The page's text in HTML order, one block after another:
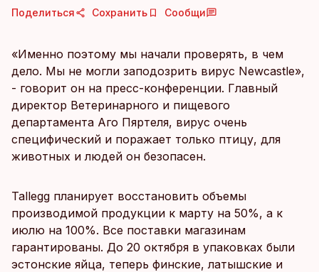
Поделиться Сохранить Сообщи
«Именно поэтому мы начали проверять, в чем
дело. Мы не могли заподозрить вирус Newcastle»,
- говорит он на пресс-конференции. Главный
директор Ветеринарного и пищевого
департамента Аго Пяртеля, вирус очень
специфический и поражает только птицу, для
животных и людей он безопасен.
Tallegg планирует восстановить объемы
производимой продукции к марту на 50%, а к
июлю на 100%. Все поставки магазинам
гарантированы. До 20 октября в упаковках были
эстонские яйца, теперь финские, латышские и